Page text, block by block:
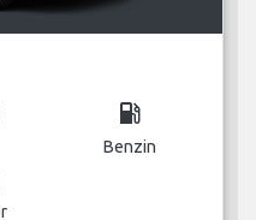
local_gas_station
Benzin